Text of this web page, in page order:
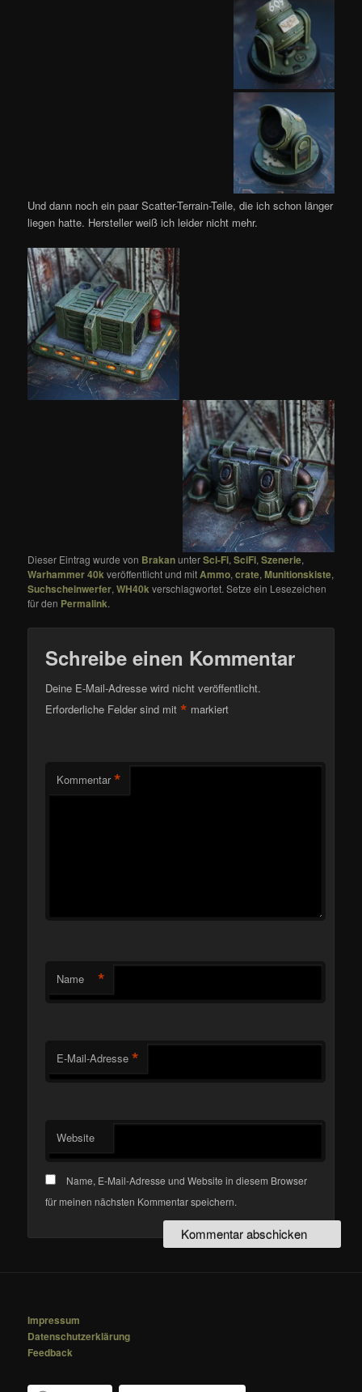
Und dann noch ein paar Scatter-Terrain-Teile, die ich schon länger
liegen hatte. Hersteller weiß ich leider nicht mehr.
Dieser Eintrag wurde von BrakanunterSci-Fi,SciFi,Szenerie,
Warhammer 40kveröffentlicht und mitAmmo,crate,Munitionskiste,
Suchscheinwerfer,WH40kverschlagwortet. Setze ein Lesezeichen
für den Permalink.
Schreibe einen Kommentar
Deine E-Mail-Adresse wird nicht veröffentlicht.
Erforderliche Felder sind mit* markiert
Kommentar *
Name *
E-Mail-Adresse *
Website
Name, E-Mail-Adresse und Website in diesem Browser
für meinen nächsten Kommentar speichern.
Impressum
Datenschutzerklärung
Feedback